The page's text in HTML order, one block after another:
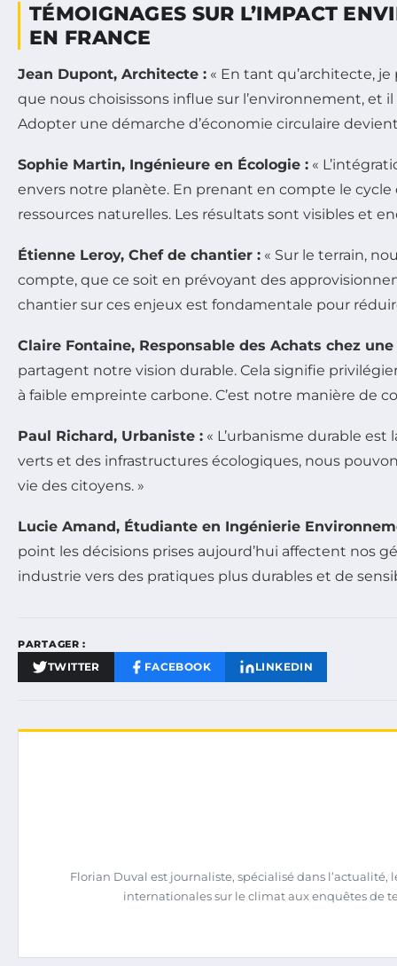
TÉMOIGNAGES SUR L’IMPACT
EN FRANCE
Jean Dupont, Architecte : « En tant qu’architecte,
que nous choisissons influe sur l’environnement, et
Adopter une démarche d’économie circulaire
Sophie Martin, Ingénieure en Écologie : «
envers notre planète. En prenant en compte le
ressources naturelles. Les résultats sont visibles et
Étienne Leroy, Chef de chantier : « Sur le terrain,
compte, que ce soit en prévoyant des
chantier sur ces enjeux est fondamentale pour
Claire Fontaine, Responsable des Achats chez
partagent notre vision durable. Cela signifie
à faible empreinte carbone. C’est notre manière de
Paul Richard, Urbaniste : « L’urbanisme durable
verts et des infrastructures écologiques, nous
vie des citoyens. »
Lucie Amand, Étudiante en Ingénierie
point les décisions prises aujourd’hui affectent nos
industrie vers des pratiques plus durables et de
PARTAGER :
TWITTER FACEBOOK LINKEDIN
Florian Duval est journaliste, spécialisé dans
internationales sur le climat aux enquêtes de